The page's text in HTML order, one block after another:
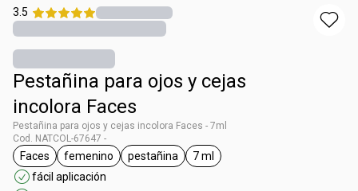
3.5
Pestañina para ojos y cejas
incolora Faces
Pestañina para ojos y cejas incolora Faces - 7ml
Cod. NATCOL-67647 -
general.tag Faces
Faces
general.tag femenino
femenino
general.tag pestañina
pestañina
general.tag 7 ml
7 ml
fácil aplicación